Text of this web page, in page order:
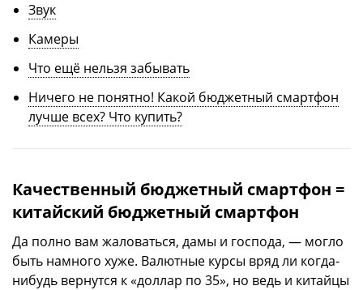
Звук
Камеры
Что ещё нельзя забывать
Ничего не понятно! Какой бюджетный смартфон
лучше всех? Что купить?
Качественный бюджетный смартфон =
китайский бюджетный смартфон
Да полно вам жаловаться, дамы и господа, — могло
быть намного хуже. Валютные курсы вряд ли когда-
нибудь вернутся к «доллар по 35», но ведь и китайцы